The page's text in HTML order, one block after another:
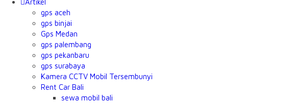
gps aceh
gps binjai
Gps Medan
gps palembang
gps pekanbaru
gps surabaya
Kamera CCTV Mobil Tersembunyi
Rent Car Bali
sewa mobil bali